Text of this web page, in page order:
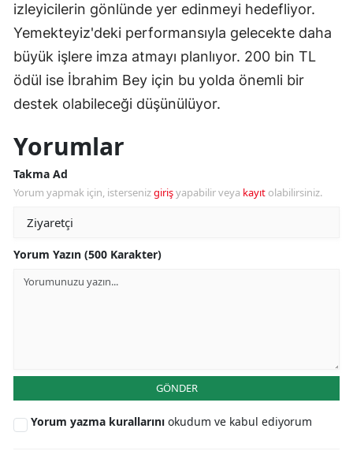
izleyicilerin gönlünde yer edinmeyi hedefliyor.
Yemekteyiz'deki performansıyla gelecekte daha
büyük işlere imza atmayı planlıyor. 200 bin TL
ödül ise İbrahim Bey için bu yolda önemli bir
destek olabileceği düşünülüyor.
Yorumlar
Takma Ad
Yorum yapmak için, istersenizgirişyapabilir veya kayıt olabilirsiniz.
Yorum Yazın (500 Karakter)
GÖNDER
Yorum yazma kurallarını okudum ve kabul ediyorum